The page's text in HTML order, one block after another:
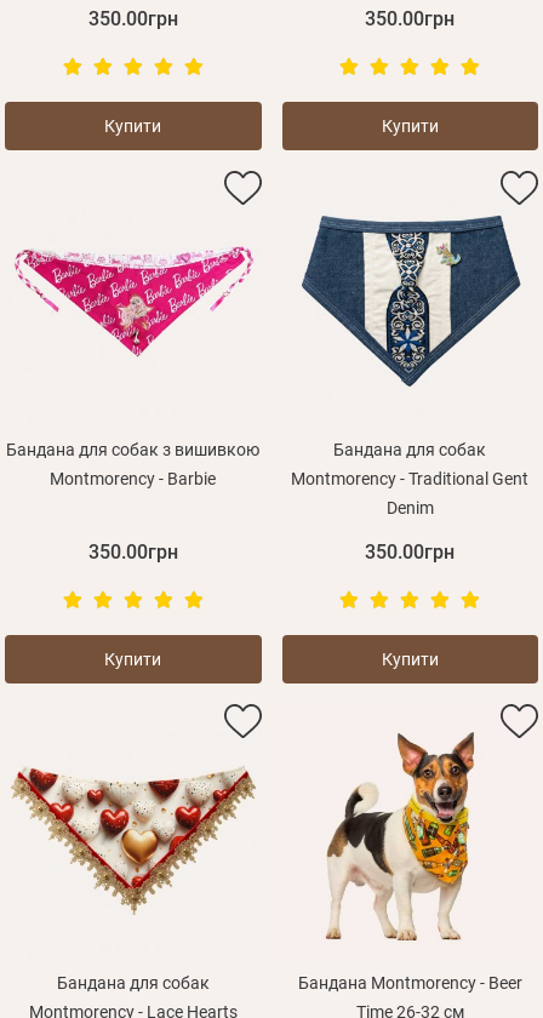
350.00грн
Купити
350.00грн
Купити
Бандана для собак з вишивкою
Montmorency - Barbie
350.00грн
Купити
Бандана для собак
Montmorency - Traditional Gent
Denim
350.00грн
Купити
Бандана для собак
Montmorency - Lace Hearts
Бандана Montmorency - Beer
Time 26-32 см